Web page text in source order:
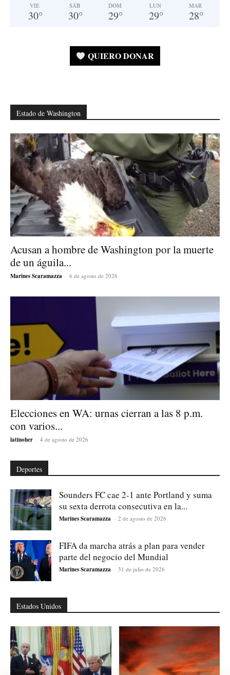
VIE
30°
SÁB
30°
DOM
29°
LUN
29°
MAR
28°
QUIERO DONAR
Estado de Washington
Acusan a hombre de Washington por la muerte
de un águila...
Marines Scaramazza - 6 de agosto de 2026
Elecciones en WA: urnas cierran a las 8 p.m.
con varios...
latinoher - 4 de agosto de 2026
Deportes
Sounders FC cae 2-1 ante Portland y suma
su sexta derrota consecutiva en la...
Marines Scaramazza - 2 de agosto de 2026
FIFA da marcha atrás a plan para vender
parte del negocio del Mundial
Marines Scaramazza - 31 de julio de 2026
Estados Unidos